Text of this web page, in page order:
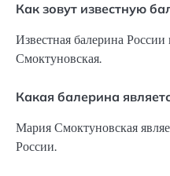
Как зовут известную
Известная балерина
Смоктуновская.
Какая балерина
Мария Смоктуновская
России.